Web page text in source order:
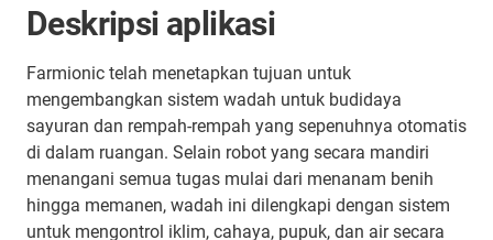
Deskripsi aplikasi
Farmionic telah menetapkan tujuan untuk
mengembangkan sistem wadah untuk budidaya
sayuran dan rempah-rempah yang sepenuhnya otomatis
di dalam ruangan. Selain robot yang secara mandiri
menangani semua tugas mulai dari menanam benih
hingga memanen, wadah ini dilengkapi dengan sistem
untuk mengontrol iklim, cahaya, pupuk, dan air secara